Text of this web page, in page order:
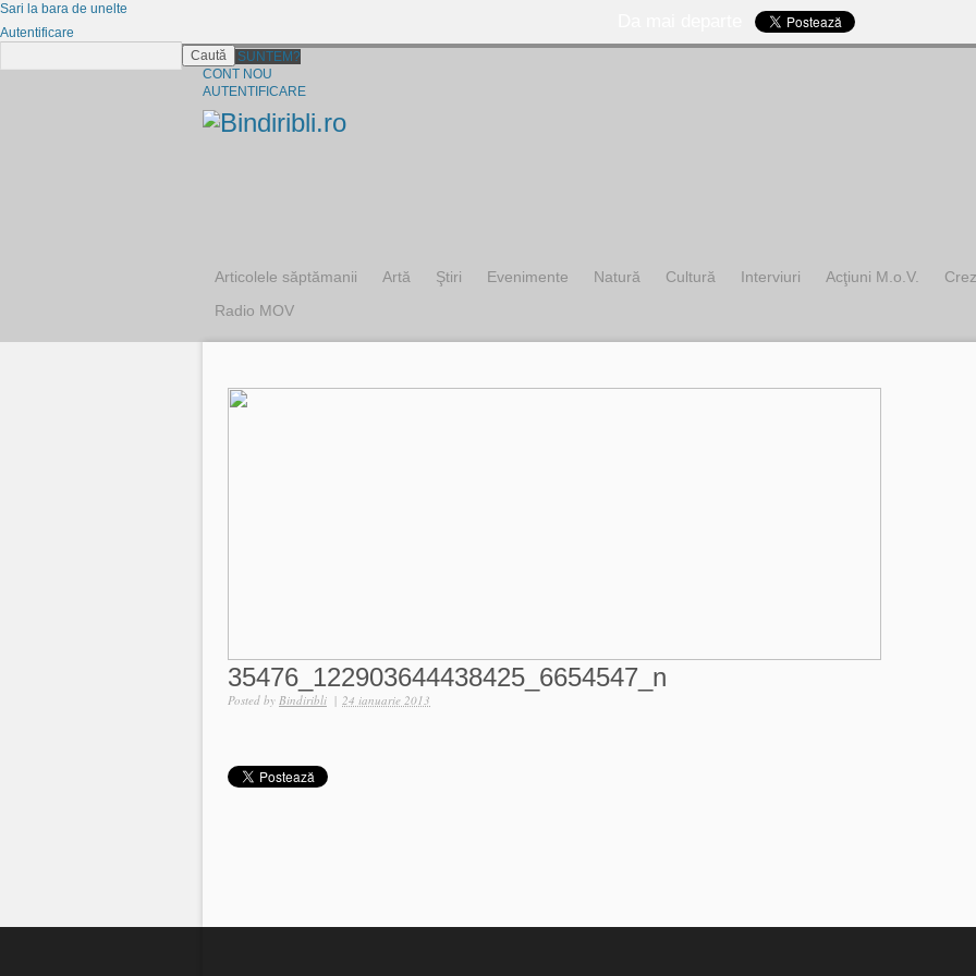
CINE SUNTEM?
CONT NOU
AUTENTIFICARE
Articolele săptămanii Artă Ştiri Evenimente Natură Cultură Interviuri Acţiuni M.o.V. Crez
Radio MOV
35476_122903644438425_6654547_n
Posted by Bindiribli | 24 ianuarie 2013
Sari la bara de unelte
Autentificare
Caută